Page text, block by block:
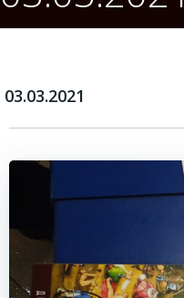
03.03.2021